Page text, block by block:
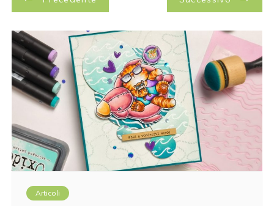
a
v
i
g
a
z
Articoli